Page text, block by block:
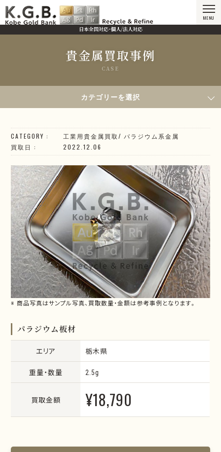
日本全国対応・個人/法人対応
MENU
貴金属買取事例
CASE
2022年12月06日買取／パラジウム板材
カテゴリーを選択
CATEGORY 工業用貴金属買取/ パラジウム系金属
買取日
2022.12.06
※ 商品写真はサンプル写真、買取数量・金額は参考事例となります。
パラジウム板材
エリア 栃木県
重量・数量 2.5g
買取金額 ¥18,790